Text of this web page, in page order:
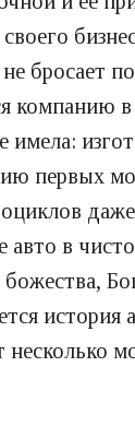
бросает
первых
в